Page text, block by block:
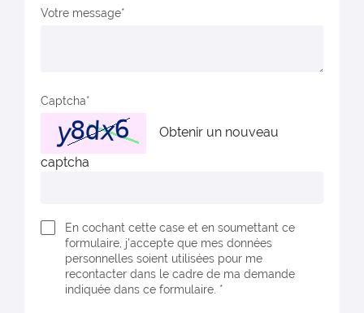
Votre message
Captcha
Obtenir un nouveau
captcha
En cochant cette case et en soumettant ce
formulaire, j'accepte que mes données
personnelles soient utilisées pour me
recontacter dans le cadre de ma demande
indiquée dans ce formulaire. *